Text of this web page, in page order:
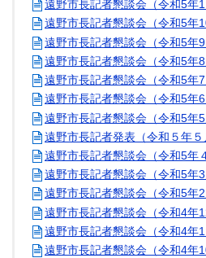
遠野市長記者懇談会（令和5年
遠野市長記者懇談会（令和5年
遠野市長記者懇談会（令和5年9
遠野市長記者懇談会（令和5年8
遠野市長記者懇談会（令和5年7
遠野市長記者懇談会（令和5年6
遠野市長記者懇談会（令和5年5
遠野市長記者発表（令和５年５
遠野市長記者懇談会（令和5年
遠野市長記者懇談会（令和5年3
遠野市長記者懇談会（令和5年2
遠野市長記者懇談会（令和4年
遠野市長記者懇談会（令和4年
遠野市長記者懇談会（令和4年